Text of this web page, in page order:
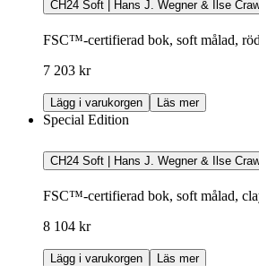
CH24 Soft | Hans J. Wegner & Ilse
FSC™-certifierad bok, soft målad,
7 203 kr
Lägg i varukorgen Läs mer
Special Edition
CH24 Soft | Hans J. Wegner & Ilse
FSC™-certifierad bok, soft målad,
8 104 kr
Lägg i varukorgen Läs mer